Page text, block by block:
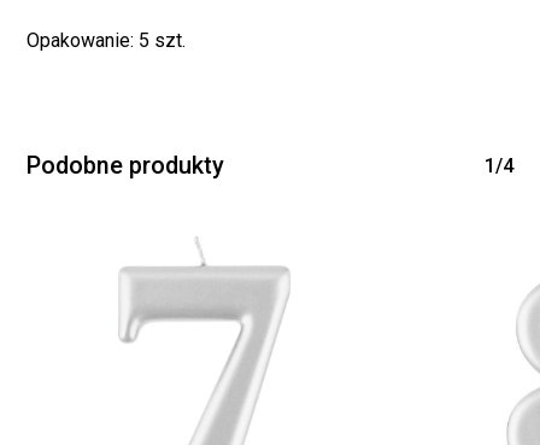
Opakowanie: 5 szt.
Podobne produkty 1/4